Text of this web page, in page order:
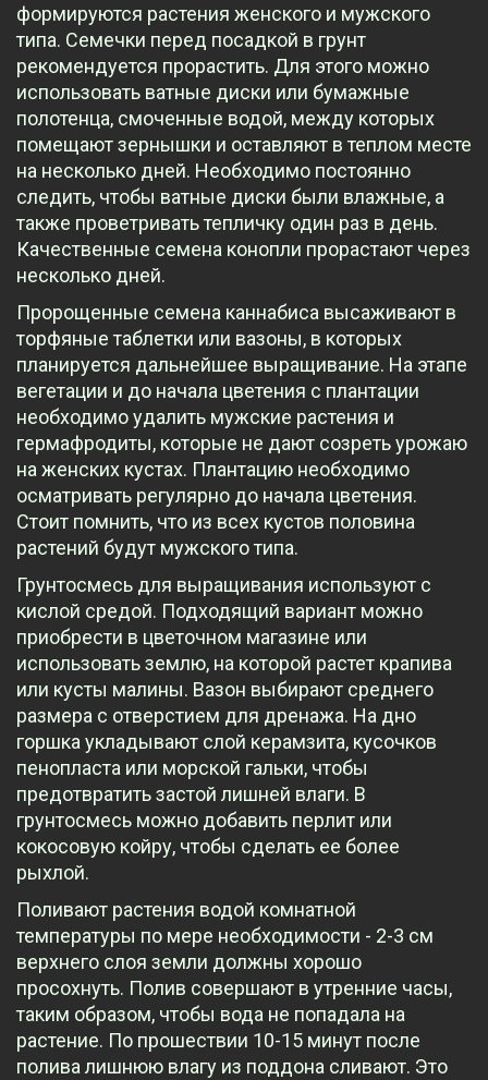
формируются растения женского и мужского
типа. Семечки перед посадкой в грунт
рекомендуется прорастить. Для этого можно
использовать ватные диски или бумажные
полотенца, смоченные водой, между которых
помещают зернышки и оставляют в теплом месте
на несколько дней. Необходимо постоянно
следить, чтобы ватные диски были влажные, а
также проветривать тепличку один раз в день.
Качественные семена конопли прорастают через
несколько дней.
Пророщенные семена каннабиса высаживают в
торфяные таблетки или вазоны, в которых
планируется дальнейшее выращивание. На этапе
вегетации и до начала цветения с плантации
необходимо удалить мужские растения и
гермафродиты, которые не дают созреть урожаю
на женских кустах. Плантацию необходимо
осматривать регулярно до начала цветения.
Стоит помнить, что из всех кустов половина
растений будут мужского типа.
Грунтосмесь для выращивания используют с
кислой средой. Подходящий вариант можно
приобрести в цветочном магазине или
использовать землю, на которой растет крапива
или кусты малины. Вазон выбирают среднего
размера с отверстием для дренажа. На дно
горшка укладывают слой керамзита, кусочков
пенопласта или морской гальки, чтобы
предотвратить застой лишней влаги. В
грунтосмесь можно добавить перлит или
кокосовую койру, чтобы сделать ее более
рыхлой.
Поливают растения водой комнатной
температуры по мере необходимости - 2-3 см
верхнего слоя земли должны хорошо
просохнуть. Полив совершают в утренние часы,
таким образом, чтобы вода не попадала на
растение. По прошествии 10-15 минут после
полива лишнюю влагу из поддона сливают. Это